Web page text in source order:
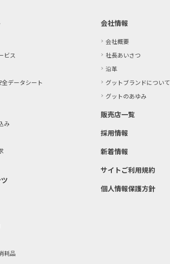
ビス
全データシート
み
耗品
会社情報
会社概要
社長あいさつ
沿革
グットブランドについて
グットのあゆみ
販売店一覧
採用情報
新着情報
サイトご利用規約
個人情報保護方針